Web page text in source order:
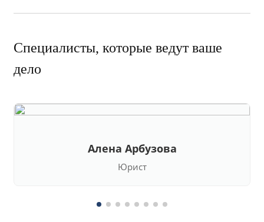
Специалисты, которые ведут ваше
дело
Алена Арбузова
Юрист